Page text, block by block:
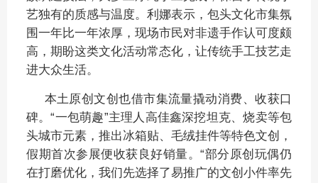
艺独有的质感与温度。利娜表示，包头文化市集氛
围一年比一年浓厚，现场市民对非遗手作认可度颇
高，期盼这类文化活动常态化，让传统手工技艺走
进大众生活。
本土原创文创也借市集流量撬动消费、收获口
碑。“一包萌趣”主理人高佳鑫深挖坦克、烧卖等包
头城市元素，推出冰箱贴、毛绒挂件等特色文创，
假期首次参展便收获良好销量。“部分原创玩偶仍
在打磨优化，我们先选择了易推广的文创小件率先